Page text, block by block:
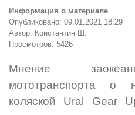
Информация о материале
Опубликовано: 09.01.2021 18:29
Автор: Константин Ш.
Просмотров: 5426
Мнение
мототранспорта о
коляской Ural Gear